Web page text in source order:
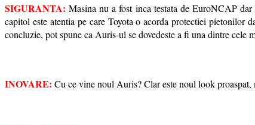
SIGURANTA: Masina nu a fost inca testata de EuroNCAP
capitol este atentia pe care Toyota o acorda protectiei
concluzie, pot spune ca Auris-ul se dovedeste a fi una dintre cele
INOVARE: Cu ce vine noul Auris? Clar este noul look